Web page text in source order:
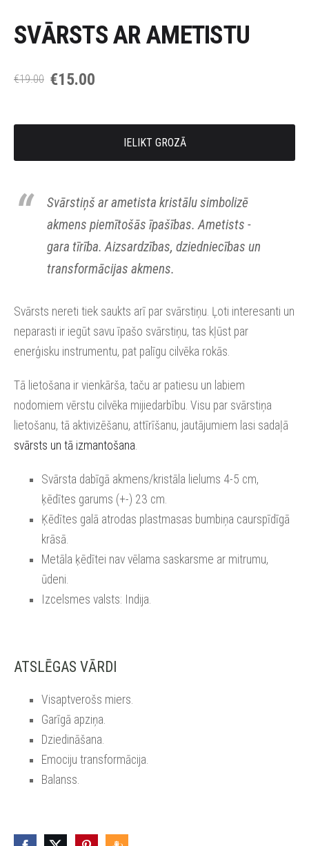
SVĀRSTS AR AMETISTU
€19.00 €15.00
IELIKT GROZĀ
Svārstiņš ar ametista kristālu simbolizē
akmens piemītošās īpašības.Ametists -
gara tīrība. Aizsardzības, dziedniecības un
transformācijas akmens.
Svārsts nereti tiek saukts arī par svārstiņu. Ļoti interesanti un
neparasti ir iegūt savu īpašo svārstiņu, tas kļūst par
enerģisku instrumentu, pat palīgu cilvēka rokās.
Tā lietošana ir vienkārša, taču ar patiesu un labiem
nodomiem vērstu cilvēka mijiedarbību. Visu par svārstiņa
lietošanu, tā aktivizēšanu, attīrīšanu, jautājumiem lasi sadaļā
svārsts un tā izmantošana.
Svārsta dabīgā akmens/kristāla lielums 4-5 cm,
ķēdītes garums (+-) 23 cm.
Ķēdītes galā atrodas plastmasas bumbiņa caurspīdīgā
krāsā.
Metāla ķēdītei nav vēlama saskarsme ar mitrumu,
ūdeni.
Izcelsmes valsts: Indija.
ATSLĒGAS VĀRDI
Visaptverošs miers.
Garīgā apziņa.
Dziedināšana.
Emociju transformācija.
Balanss.